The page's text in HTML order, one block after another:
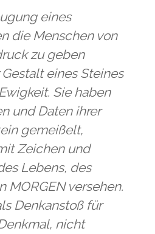
eines
die Menschen von
zu geben
eines Steines
Sie haben
und Daten ihrer
gemeißelt,
Zeichen und
Lebens, des
MORGEN versehen.
Denkanstoß für
nicht